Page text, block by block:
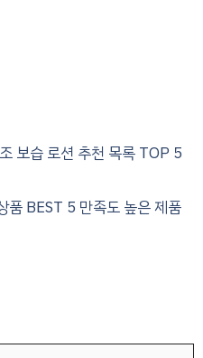
보습 로션 추천 목록 TOP 5
품 BEST 5 만족도 높은 제품